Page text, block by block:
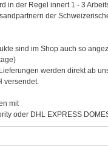
in der Regel innert 1 - 3
der
sind im Shop auch so
werden direkt ab
versendet.
mit
oder DHL EXPRESS